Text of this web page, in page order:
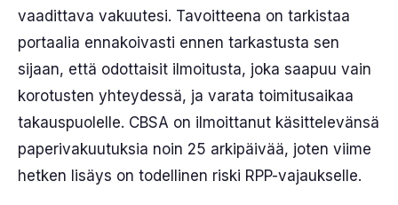
vaadittava vakuutesi. Tavoitteena on tarkistaa
portaalia ennakoivasti ennen tarkastusta sen
sijaan, että odottaisit ilmoitusta, joka saapuu vain
korotusten yhteydessä, ja varata toimitusaikaa
takauspuolelle. CBSA on ilmoittanut käsittelevänsä
paperivakuutuksia noin 25 arkipäivää, joten viime
hetken lisäys on todellinen riski RPP-vajaukselle.